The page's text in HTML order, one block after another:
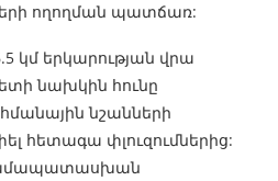
ողողման պատճառ:
կմ երկարության վրա
նախկին հունը
նշանների
հետագա փլուզումներից:
համապատասխան